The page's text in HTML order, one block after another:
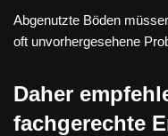
Abgenutzte Böden
oft unvorhergesehene
Daher
fachgerechte